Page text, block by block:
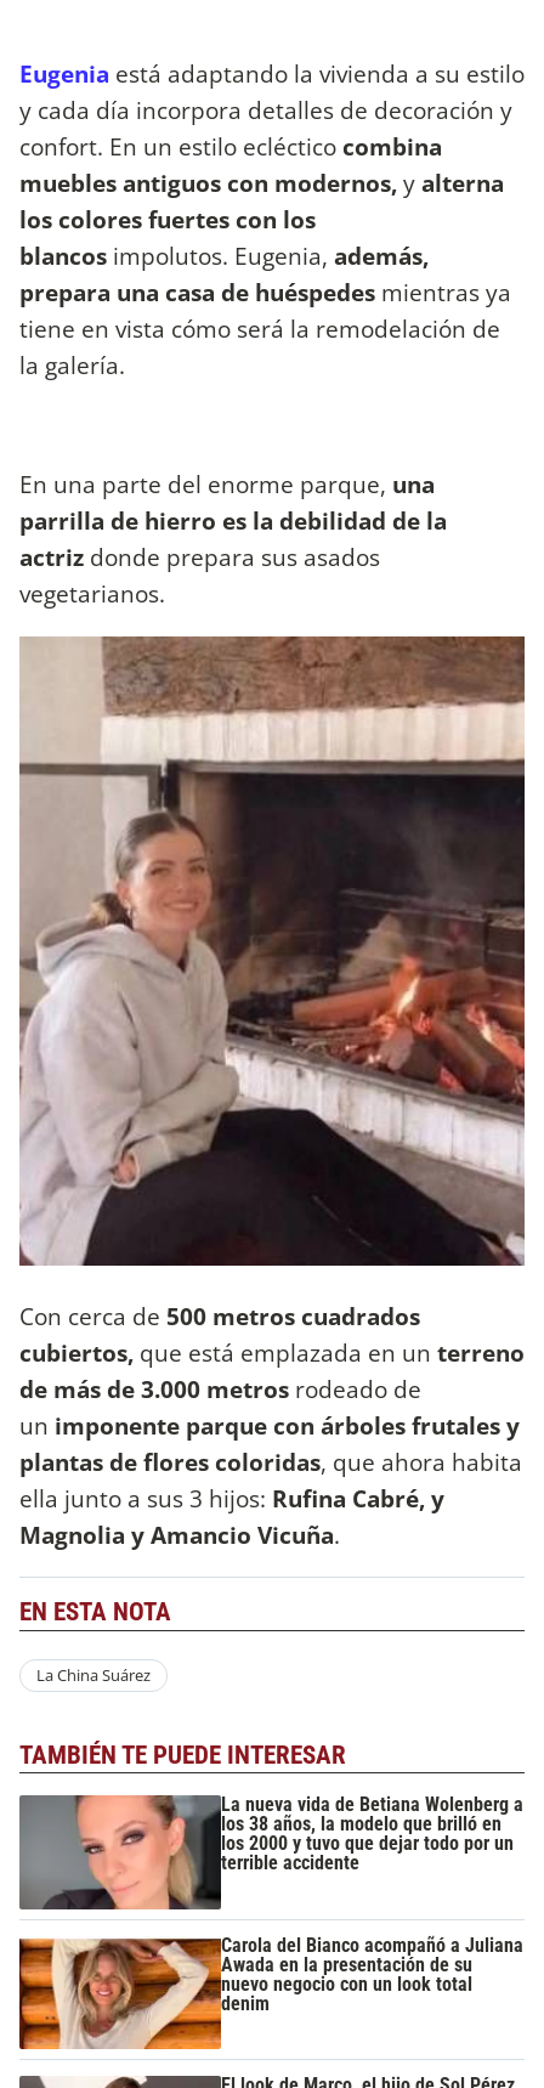
Eugenia está adaptando la vivienda a su estilo
y cada día incorpora detalles de decoración y
confort. En un estilo ecléctico combina
muebles antiguos con modernos,yalterna
los colores fuertes con los
blancos impolutos. Eugenia, además,
prepara una casa de huéspedes mientras ya
tiene en vista cómo será la remodelación de
la galería.
En una parte del enorme parque, una
parrilla de hierro es la debilidad de la
actriz donde prepara sus asados
vegetarianos.
Con cerca de 500 metros cuadrados
cubiertos, que está emplazada en un terreno
de más de 3.000 metros rodeado de
un imponente parque con árboles frutales y
plantas de flores coloridas, que ahora habita
ella junto a sus 3 hijos: Rufina Cabré, y
Magnolia y Amancio Vicuña.
EN ESTA NOTA
La China Suárez
TAMBIÉN TE PUEDE INTERESAR
La nueva vida de Betiana Wolenberg a
los 38 años, la modelo que brilló en
los 2000 y tuvo que dejar todo por un
terrible accidente
Carola del Bianco acompañó a Juliana
Awada en la presentación de su
nuevo negocio con un look total
denim